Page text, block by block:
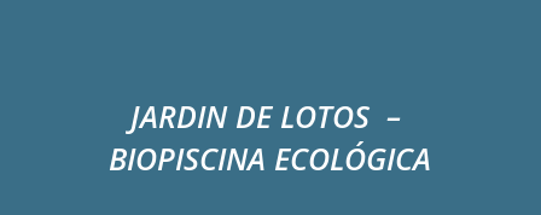
JARDIN DE LOTOS –
BIOPISCINA ECOLÓGICA